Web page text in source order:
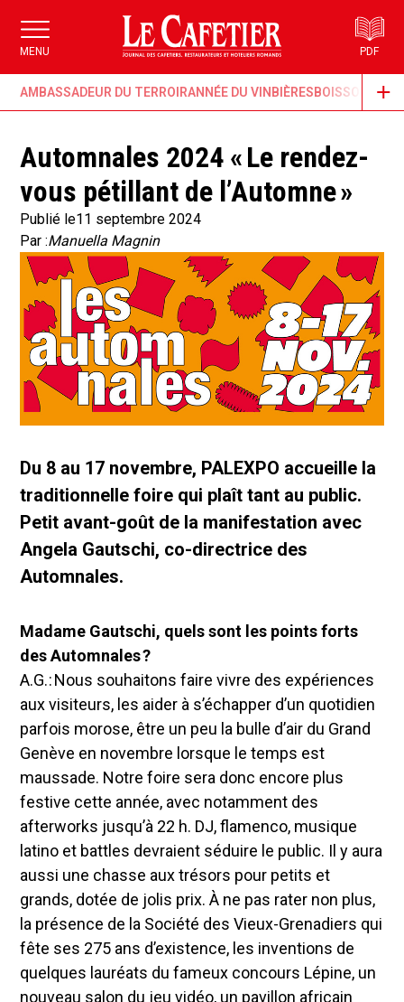
MENU PDF
AMBASSADEUR DU TERROIRANNÉE DU VINBIÈRESBOISSONS &
Automnales 2024 « Le rendez-
vous pétillant de l’Automne »
Publié le11 septembre 2024
Par :Manuella Magnin
Du 8 au 17 novembre, PALEXPO accueille la
traditionnelle foire qui plaît tant au public.
Petit avant-goût de la manifestation avec
Angela Gautschi, co-directrice des
Automnales.
Madame Gautschi, quels sont les points forts
des Automnales ?
A.G. : Nous souhaitons faire vivre des expériences
aux visiteurs, les aider à s’échapper d’un quotidien
parfois morose, être un peu la bulle d’air du Grand
Genève en novembre lorsque le temps est
maussade. Notre foire sera donc encore plus
festive cette année, avec notamment des
afterworks jusqu’à 22 h. DJ, flamenco, musique
latino et battles devraient séduire le public. Il y aura
aussi une chasse aux trésors pour petits et
grands, dotée de jolis prix. À ne pas rater non plus,
la présence de la Société des Vieux-Grenadiers qui
fête ses 275 ans d’existence, les inventions de
quelques lauréats du fameux concours Lépine, un
nouveau salon du jeu vidéo, un pavillon africain